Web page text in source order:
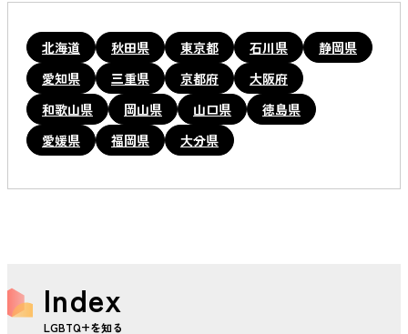
北海道 秋田県 東京都 石川県
静岡県
愛知県
三重県 京都府
大阪府
和歌山県
岡山県 山口県
徳島県
愛媛県
福岡県 大分県
Index
LGBTQ+を知る